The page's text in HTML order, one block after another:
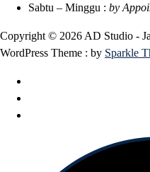
Sabtu – Minggu : by
Copyright © 2026 AD Studio -
WordPress Theme : by Sparkle